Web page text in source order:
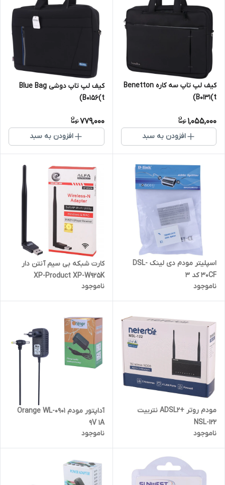
کیف لپ تاپ سه کاره Benetton
B0131(t)
1,055,000
افزودن به سبد
کیف لپ تاپ دوشی Blue Bag
B0156(t)
779,000
افزودن به سبد
اسپلیتر مودم دی لینک DSL-
30CF کد 3
ناموجود
کارت شبکه بی سیم آنتن دار
XP-Product XP-W925K
150Mbps
ناموجود
مودم روتر +ADSL2 نتربیت
NSL-122
ناموجود
آداپتور مودم Orange WL-0901
9V 1A
ناموجود